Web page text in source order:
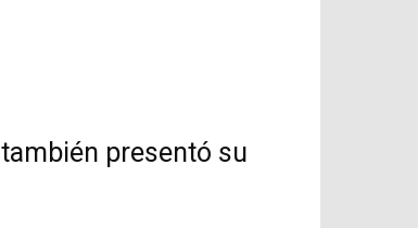
presentó su